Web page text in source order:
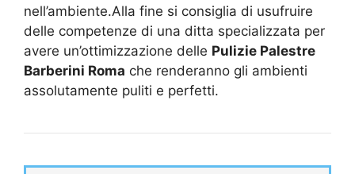
nell’ambiente.Alla fine si consiglia di usufruire
delle competenze di una ditta specializzata per
avere un’ottimizzazione delle Pulizie Palestre
Barberini Roma che renderanno gli ambienti
assolutamente puliti e perfetti.